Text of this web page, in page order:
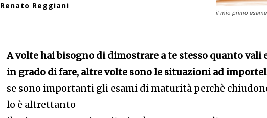
Renato Reggiani
il mio primo
A volte hai bisogno di dimostrare a te stesso quanto vali
in grado di fare, altre volte sono le situazioni ad
se sono importanti gli esami di maturità perchè
lo è altrettanto